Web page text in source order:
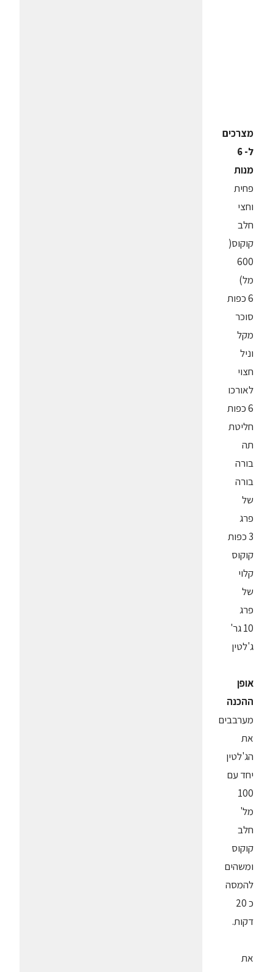
מצרכים
ל- 6
מנות
פחית
וחצי
חלב
קוקוס(
600
מל)
6 כפות
סוכר
מקל
וניל
חצוי
לאורכו
6 כפות
חליטת
תה
בורה
בורה
של
פרג
3 כפות
קוקוס
קלוי
של
פרג
10 גר'
ג'לטין
אופן
ההכנה
מערבבים
את
הג'לטין
יחד עם
100
מל'
חלב
קוקוס
ומשהים
להמסה
כ 20
דקות.
את